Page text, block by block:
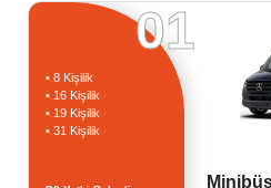
01
• 8 Kişilik
• 16 Kişilik
• 19 Kişilik
• 31 Kişilik